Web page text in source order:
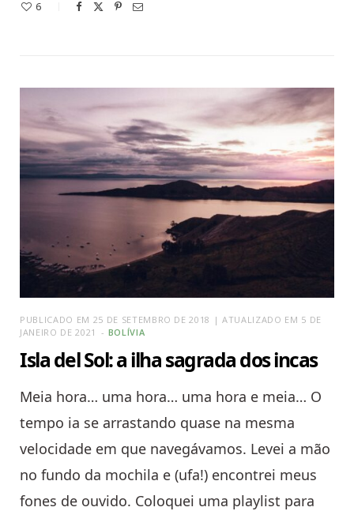
6
PUBLICADO EM 25 DE SETEMBRO DE 2018 | ATUALIZADO EM 5 DE
JANEIRO DE 2021
BOLÍVIA
Isla del Sol: a ilha sagrada dos incas
Meia hora… uma hora… uma hora e meia… O
tempo ia se arrastando quase na mesma
velocidade em que navegávamos. Levei a mão
no fundo da mochila e (ufa!) encontrei meus
fones de ouvido. Coloquei uma playlist para